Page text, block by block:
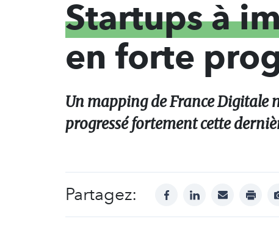
Startups à
en forte
Un mapping de France Digitale
progressé fortement cette
Partagez: facebooklinkedinmail print